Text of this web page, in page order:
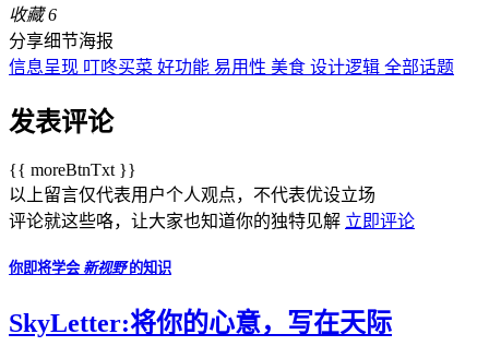
收藏 6
分享细节海报
信息呈现 叮咚买菜 好功能 易用性 美食 设计逻辑 全部话题
发表评论
{{ moreBtnTxt }}
以上留言仅代表用户个人观点，不代表优设立场
评论就这些咯，让大家也知道你的独特见解 立即评论
你即将学会新视野的知识
SkyLetter:将你的心意，写在天际